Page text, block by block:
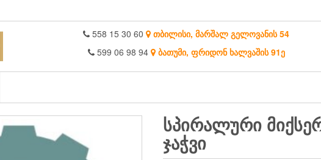
558 15 30 60
თბილისი, მარშალ გელოვანის 54
599 06 98 94
ბათუმი, ფრიდონ ხალვაშის 91ე
ᲡᲞᲘᲠᲐᲚᲣᲠᲘ
ᲯᲐᲭᲕᲘ